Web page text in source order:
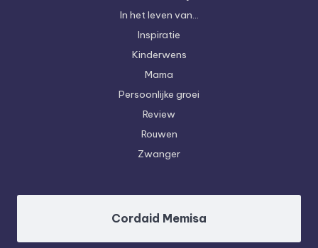
In het leven van…
Inspiratie
Kinderwens
Mama
Persoonlijke groei
Review
Rouwen
Zwanger
Cordaid Memisa